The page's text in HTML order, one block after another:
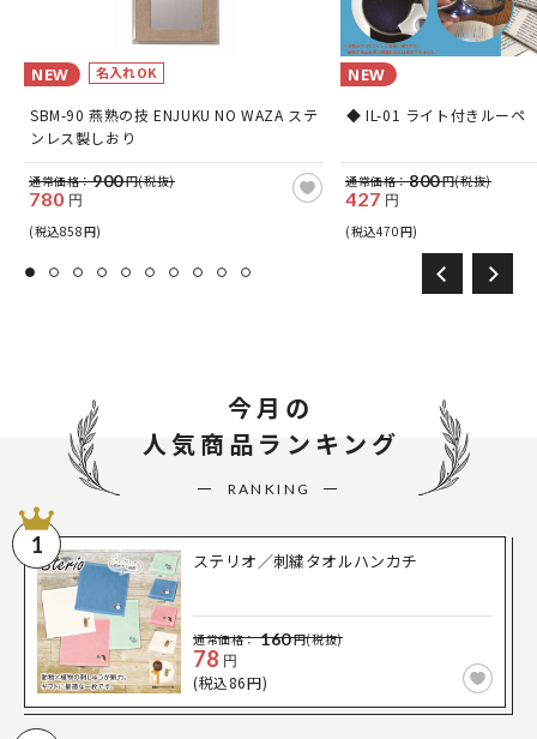
NEW 名入れOK
SBM-90 燕熟の技 ENJUKU NO WAZA ステ
ンレス製しおり
通常価格：900円(税抜)
780 円
(税込858円)
NEW
◆ IL-01 ライト付きルーペ
通常価格：800円(税抜)
427 円
(税込470円)
今月の
人気商品ランキング
RANKING
1
ステリオ／刺繍タオルハンカチ
通常価格： 160円(税抜)
78 円
(税込86円)